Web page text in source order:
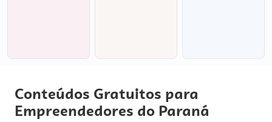
Conteúdos Gratuitos para
Empreendedores do Paraná